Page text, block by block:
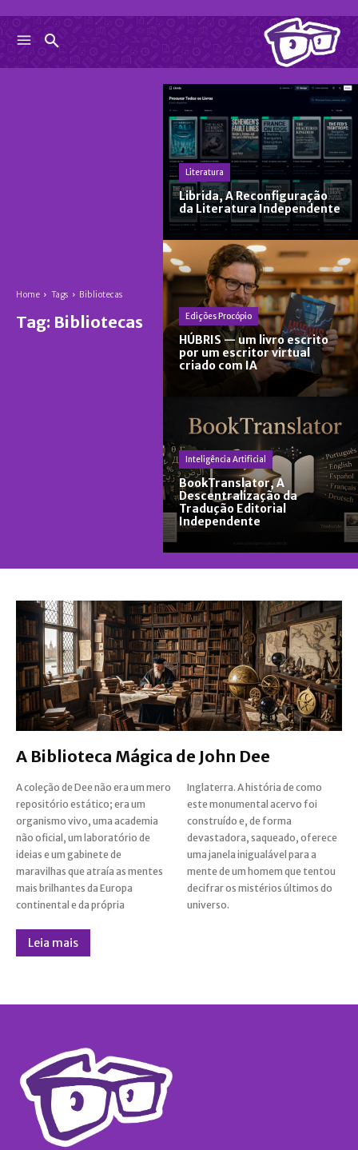
Home Tags Bibliotecas
Tag: Bibliotecas
Literatura
Librida, A Reconfiguração
da Literatura Independente
Edições Procópio
HÚBRIS — um livro escrito
por um escritor virtual
criado com IA
Inteligência Artificial
BookTranslator, A
Descentralização da
Tradução Editorial
Independente
A Biblioteca Mágica de John Dee
A coleção de Dee não era um mero
repositório estático; era um
organismo vivo, uma academia
não oficial, um laboratório de
ideias e um gabinete de
maravilhas que atraía as mentes
mais brilhantes da Europa
continental e da própria
Inglaterra. A história de como
este monumental acervo foi
construído e, de forma
devastadora, saqueado, oferece
uma janela inigualável para a
mente de um homem que tentou
decifrar os mistérios últimos do
universo.
Leia mais